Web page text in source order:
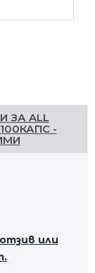
ЗА ALL
100КАПС -
или